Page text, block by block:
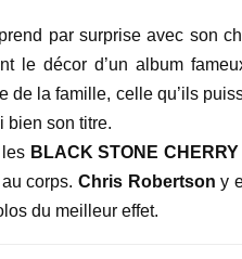
par surprise avec son
le décor d’un album
de la famille, celle qu’ils
bien son titre.
BLACK STONE CHERRY
au corps.Chris Robertsony
du meilleur effet.